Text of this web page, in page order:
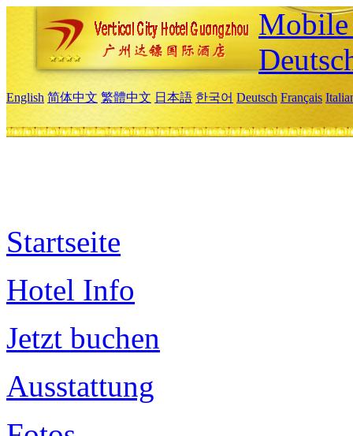
English 简体中文 繁體中文 日本語 한국어 Deutsch Français
Startseite
Hotel Info
Jetzt buchen
Ausstattung